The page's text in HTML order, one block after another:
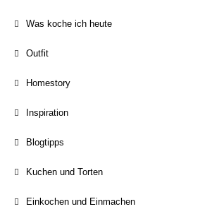
Was koche ich heute
Outfit
Homestory
Inspiration
Blogtipps
Kuchen und Torten
Einkochen und Einmachen